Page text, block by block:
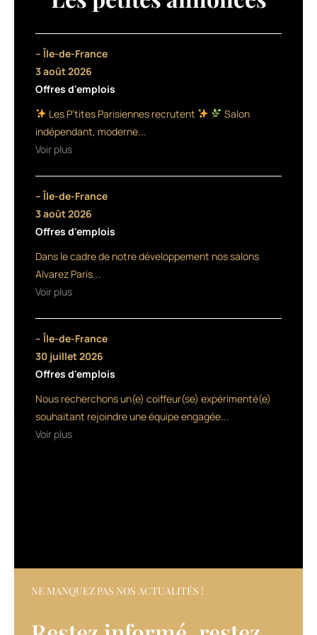
l’honneur
émission,
sera
dans
quelques
France
soirées
time,
partira
recherche
jeune
coiffeur
être
titulaires
– Île-de-France
3 août 2026
Offres d'emplois
Les P’tites Parisiennes recrutent
Salon
indépendant, moderne...
Voir plus
– Île-de-France
3 août 2026
Offres d'emplois
Dans le cadre de notre développement nos salons
Alvarez Paris...
Voir plus
– Île-de-France
30 juillet 2026
Offres d'emplois
Nous recherchons un(e) coiffeur(se) expérimenté(e)
souhaitant rejoindre une équipe engagée...
Voir plus
NE MANQUEZ PAS NOS ACTUALITÉS !